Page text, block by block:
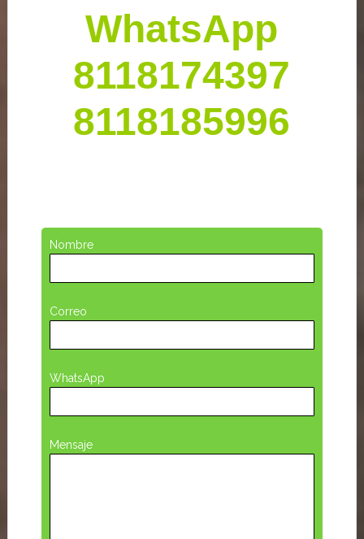
primaria
WhatsApp
8118174397
8118185996
Nombre
Correo
WhatsApp
Mensaje